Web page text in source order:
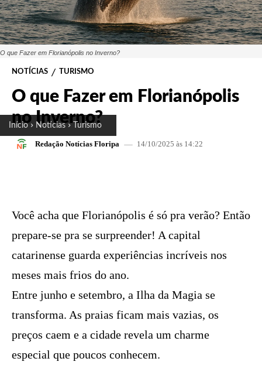
Início Notícias Turismo
O que Fazer em Florianópolis no Inverno?
NOTÍCIAS TURISMO
O que Fazer em Florianópolis
no Inverno?
Redação Notícias Floripa 14/10/2025 às 14:22
Você acha que Florianópolis é só pra verão? Então
prepare-se pra se surpreender! A capital
catarinense guarda experiências incríveis nos
meses mais frios do ano.
Entre junho e setembro, a Ilha da Magia se
transforma. As praias ficam mais vazias, os
preços caem e a cidade revela um charme
especial que poucos conhecem.